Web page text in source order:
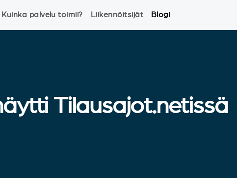
Kuinka palvelu toimii? Liikennöitsijät Blogi
Tilausajot.netissä